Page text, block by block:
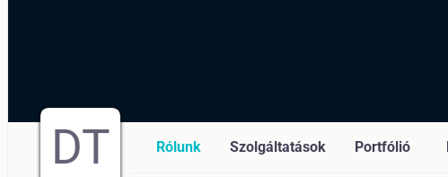
DT Rólunk Szolgáltatások Portfólió